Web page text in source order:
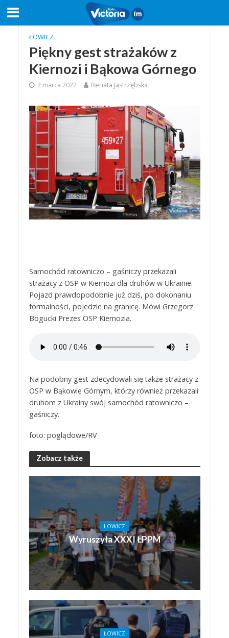
ŁOWICZ
Piękny gest strażaków z
Kiernozi i Bąkowa Górnego
2 marca 2022 Renata Jastrzębska
Samochód ratowniczo – gaśniczy przekazali
strażacy z OSP w Kiernozi dla druhów w Ukrainie.
Pojazd prawdopodobnie już dziś, po dokonaniu
formalności, pojedzie na granicę. Mówi Grzegorz
Bogucki Prezes OSP Kiernozia.
Na podobny gest zdecydowali się także strażacy z
OSP w Bąkowie Górnym, którzy również przekazali
druhom z Ukrainy swój samochód ratowniczo –
gaśniczy.
foto: poglądowe/RV
Zobacz także
ŁOWICZ
Wyruszyła XXXI ŁPPM
ŁOWICZ